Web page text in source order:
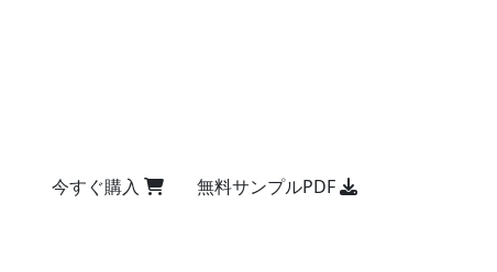
今すぐ購入 無料サンプルPDF